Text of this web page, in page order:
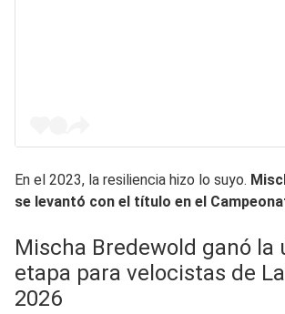
En el 2023, la resiliencia hizo lo suyo.
se levantó con el título en el
Mischa Bredewold ganó la
etapa para velocistas de
2026